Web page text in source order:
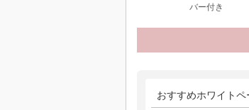
バー付き
おすすめホワイトペ